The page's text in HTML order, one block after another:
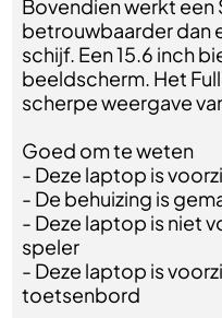
Bovendien werkt een
betrouwbaarder dan
schijf. Een 15.6 inch
beeldscherm. Het
scherpe weergave
Goed om te weten
- Deze laptop is
- De behuizing is
- Deze laptop is niet
speler
- Deze laptop is
toetsenbord